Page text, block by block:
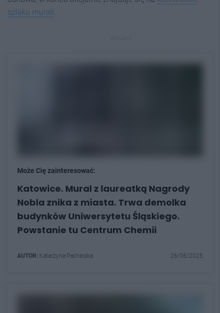
szlaku murali.
Może Cię zainteresować:
Katowice. Mural z laureatką Nagrody
Nobla znika z miasta. Trwa demolka
budynków Uniwersytetu Śląskiego.
Powstanie tu Centrum Chemii
AUTOR: Katarzyna Pachelska 26/06/2025